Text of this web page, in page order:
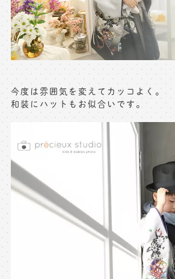
無料会員登録はこちら
今度は雰囲気を変えてカッコよく。
和装にハットもお似合いです。